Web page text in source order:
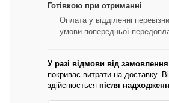
Готівкою при отриманні
Оплата у відділенні
умови попередньої
У разі відмови від замовлення
покриває витрати на доставку.
здійснюється після